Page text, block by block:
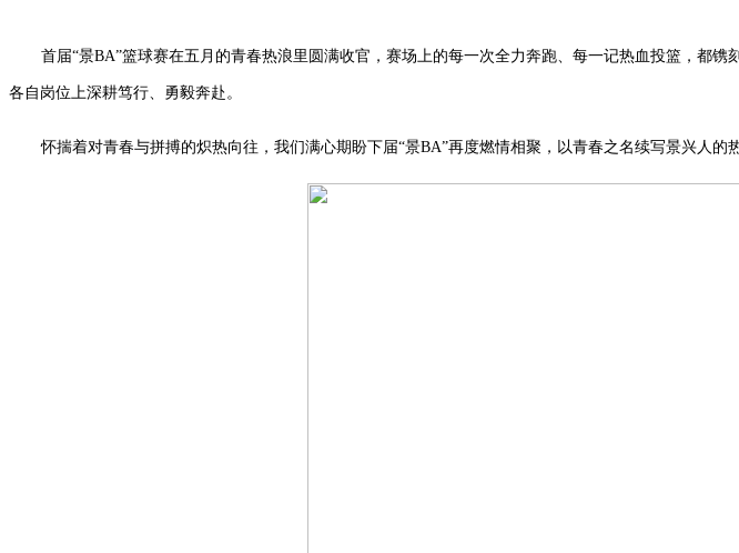
首届“景BA”篮球赛在五月的青春热浪里圆满收官，赛场上的每一次全力奔跑、每一记热血投篮，都
各自岗位上深耕笃行、勇毅奔赴。
怀揣着对青春与拼搏的炽热向往，我们满心期盼下届“景BA”再度燃情相聚，以青春之名续写景兴人的